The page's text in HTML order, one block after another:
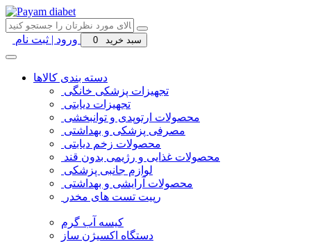
ورود | ثبت نام سبد خرید 0
دسته بندی کالاها
تجهیزات پزشکی خانگی
تجهیزات دیابتی
محصولات ارتوپدی و توانبخشی
مصرفی پزشکی و بهداشتی
محصولات زخم دیابتی
محصولات غذایی و رژیمی بدون قند
لوازم جانبی پزشکی
محصولات آرایشی و بهداشتی
رپیت تست های مخدر
کیسه آب گرم
دستگاه اکسیژن ساز